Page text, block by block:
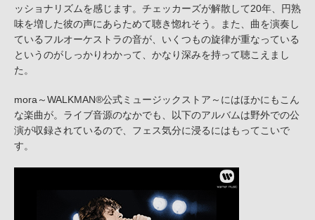
ッショナリズムを感じます。チェッカーズが解散して20年、円熟
味を増した彼の声にあらためて聴き惚れそう。また、曲を演奏し
ているフルオーケストラの音が、いくつもの旋律が重なっている
というのがしっかりわかって、かなり深みを持って聴こえまし
た。
mora～WALKMAN®公式ミュージックストア～にはほかにもこん
な楽曲が。ライブ音源のなかでも、以下のアルバムは野外での公
演が収録されているので、フェス気分に浸るにはもってこいで
す。